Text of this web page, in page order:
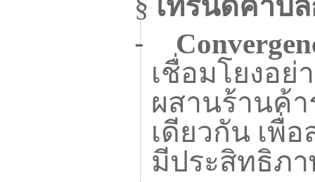
-
เชื่อมโยงอย่
ผสานร้านค้า
เดียวกัน เพื่
มีประสิทธิภ